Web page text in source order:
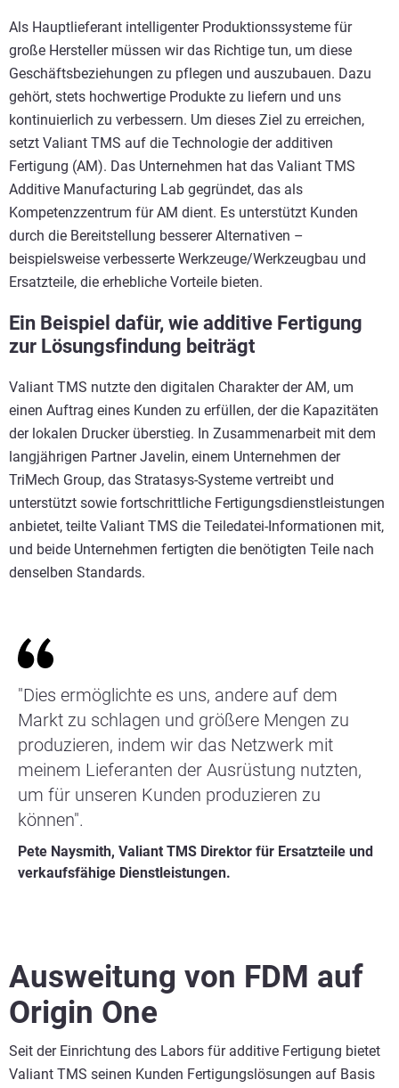
Als Hauptlieferant intelligenter Produktionssysteme für
große Hersteller müssen wir das Richtige tun, um diese
Geschäftsbeziehungen zu pflegen und auszubauen. Dazu
gehört, stets hochwertige Produkte zu liefern und uns
kontinuierlich zu verbessern. Um dieses Ziel zu erreichen,
setzt Valiant TMS auf die Technologie der additiven
Fertigung (AM). Das Unternehmen hat das Valiant TMS
Additive Manufacturing Lab gegründet, das als
Kompetenzzentrum für AM dient. Es unterstützt Kunden
durch die Bereitstellung besserer Alternativen –
beispielsweise verbesserte Werkzeuge/Werkzeugbau und
Ersatzteile, die erhebliche Vorteile bieten.
Ein Beispiel dafür, wie additive Fertigung
zur Lösungsfindung beiträgt
Valiant TMS nutzte den digitalen Charakter der AM, um
einen Auftrag eines Kunden zu erfüllen, der die Kapazitäten
der lokalen Drucker überstieg. In Zusammenarbeit mit dem
langjährigen Partner Javelin, einem Unternehmen der
TriMech Group, das Stratasys-Systeme vertreibt und
unterstützt sowie fortschrittliche Fertigungsdienstleistungen
anbietet, teilte Valiant TMS die Teiledatei-Informationen mit,
und beide Unternehmen fertigten die benötigten Teile nach
denselben Standards.
"Dies ermöglichte es uns, andere auf dem
Markt zu schlagen und größere Mengen zu
produzieren, indem wir das Netzwerk mit
meinem Lieferanten der Ausrüstung nutzten,
um für unseren Kunden produzieren zu
können".
Pete Naysmith, Valiant TMS Direktor für Ersatzteile und
verkaufsfähige Dienstleistungen.
Ausweitung von FDM auf
Origin One
Seit der Einrichtung des Labors für additive Fertigung bietet
Valiant TMS seinen Kunden Fertigungslösungen auf Basis